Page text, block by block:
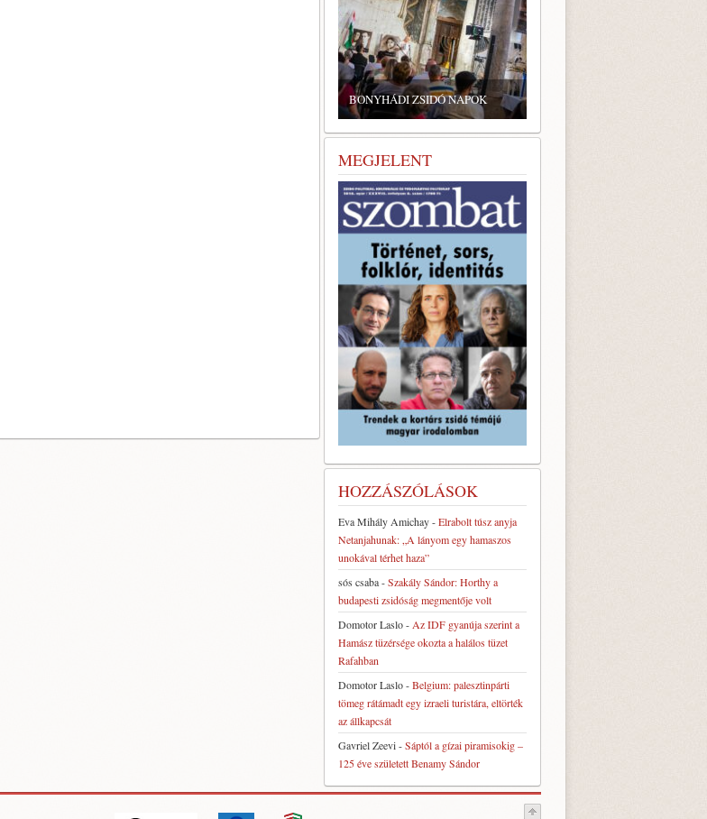
BONYHÁDI ZSIDÓ NAPOK
MEGJELENT
HOZZÁSZÓLÁSOK
Eva Mihály Amichay-Elrabolt túsz anyja
Netanjahunak: „A lányom egy hamaszos
unokával térhet haza”
sós csaba-Szakály Sándor: Horthy a
budapesti zsidóság megmentője volt
Domotor Laslo- Az IDF gyanúja szerint a
Hamász tüzérsége okozta a halálos tüzet
Rafahban
Domotor Laslo-Belgium: palesztinpárti
tömeg rátámadt egy izraeli turistára, eltörték
az állkapcsát
Gavriel Zeevi-Sáptól a gízai piramisokig –
125 éve született Benamy Sándor